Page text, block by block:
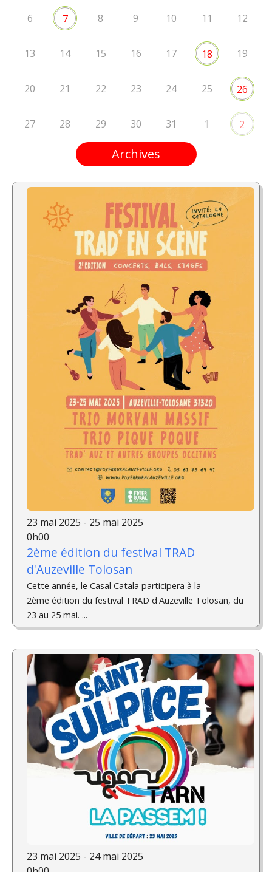
6 7 8 9 10 11 12
13 14 15 16 17 18 19
20 21 22 23 24 25 26
27 28 29 30 31 1 2
Archives
23 mai 2025 - 25 mai 2025
0h00
2ème édition du festival TRAD
d'Auzeville Tolosan
Cette année, le Casal Catala participera à la
2ème édition du festival TRAD d'Auzeville Tolosan, du
23 au 25 mai. ­...
23 mai 2025 - 24 mai 2025